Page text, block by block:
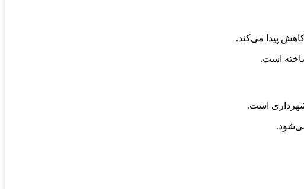
پیدا می‌کند.
است.
شهرداری است.